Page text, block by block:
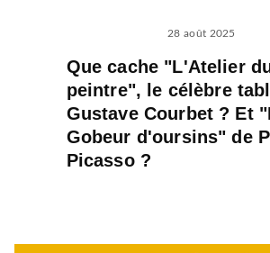
28 août 2025
Que cache "L'Atelier
peintre", le célèbre
Gustave Courbet ? Et
Gobeur d'oursins" de
Picasso ?